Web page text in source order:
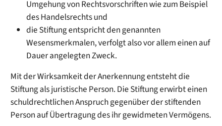
Umgehung von Rechtsvorschriftenwie zum Beispiel
des Handelsrechtsund
die Stiftung entspricht den genannten
Wesensmerkmalen, verfolgt also vor allem einen auf
Dauer angelegten Zweck.
Mit der Wirksamkeit der Anerkennung entsteht die
Stiftung als juristische Person. Die Stiftung erwirbt einen
schuldrechtlichen Anspruch gegenüber der stiftenden
Person auf Übertragung des ihr gewidmeten Vermögens.